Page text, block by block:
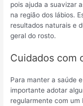
pois ajuda a suavizar
na região dos lábios.
resultados naturais e
geral do rosto.
Cuidados com
Para manter a saúde
importante adotar
regularmente com um